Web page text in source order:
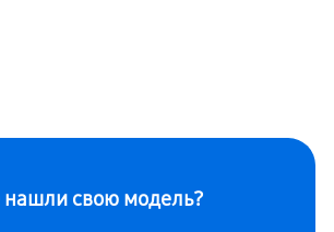
нашли свою модель?